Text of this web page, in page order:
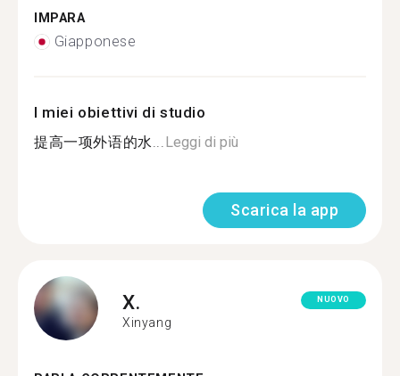
IMPARA
Giapponese
I miei obiettivi di studio
提高一项外语的水...Leggi di più
Scarica la app
X.
Xinyang
NUOVO